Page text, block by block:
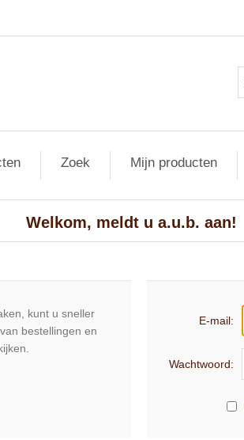
Zoek Mijn producten
Welkom, meldt u a.u.b. aan!
kunt u sneller
bestellingen en
E-mail:
Wachtwoord: